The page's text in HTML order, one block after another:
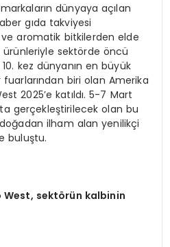
dünyaya açılan
gıda takviyesi
aromatik bitkilerden elde
ürünleriyle sektörde öncü
kez dünyanın en büyük
biri olan Amerika
2025’e katıldı. 5-7 Mart
gerçekleştirilecek olan bu
ilham alan yenilikçi
buluştu.
West, sektörün kalbinin